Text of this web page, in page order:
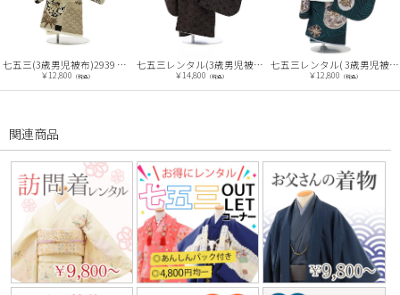
七五三(3歳男児被布)2939 JAPANSTYLE紺xベージュ海波丸紋鷹
￥12,800 （税込）
七五三レンタル(3歳男児被布)2744【正絹】ホワイト地松×こげ茶色麻の葉
￥14,800 （税込）
七五三レンタル( 3歳男児被布)JAPAN STYLE白×緑龍 AOY005
￥12,800 （税込）
関連商品